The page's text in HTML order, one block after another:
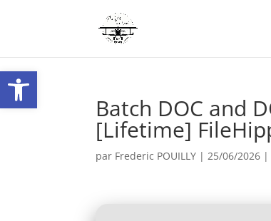
Ouvrir la barre d’outils
Batch DOC and
[Lifetime]
par Frederic POUILLY |25/06/2026 |